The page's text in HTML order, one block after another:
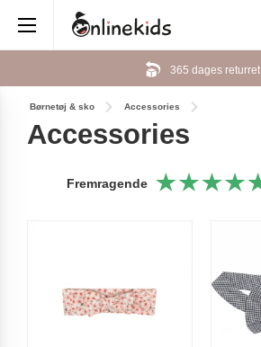
365 dages returret
Børnetøj & sko Accessories
Accessories
Fremragende